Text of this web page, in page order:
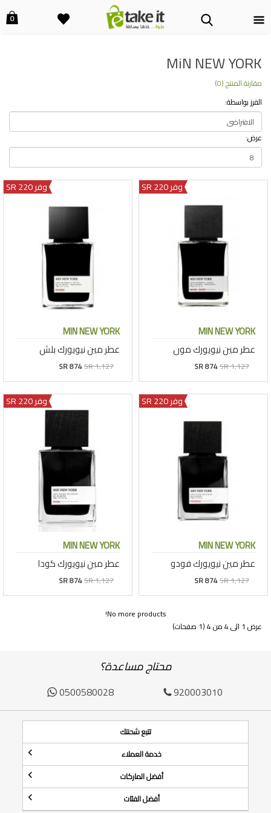
0
MiN NEW YORK
مقارنة المنتج (0)
الفرز بواسطة:
عرض:
وفر 220 SR
MIN NEW YORK
عطر مين نيويورك مون
SR 874SR 1,127
وفر 220 SR
MIN NEW YORK
عطر مين نيويورك بلش
SR 874SR 1,127
وفر 220 SR
MIN NEW YORK
عطر مين نيويورك فودو
SR 874SR 1,127
وفر 220 SR
MIN NEW YORK
عطر مين نيويورك كودا
SR 874SR 1,127
No more products!
عرض 1 الى 4 من 4 (1 صفحات)
محتاج مساعدة؟
920003010
0500580028
تتبع شحنتك
خدمة العملاء
أفضل الماركات
أفضل الفئات